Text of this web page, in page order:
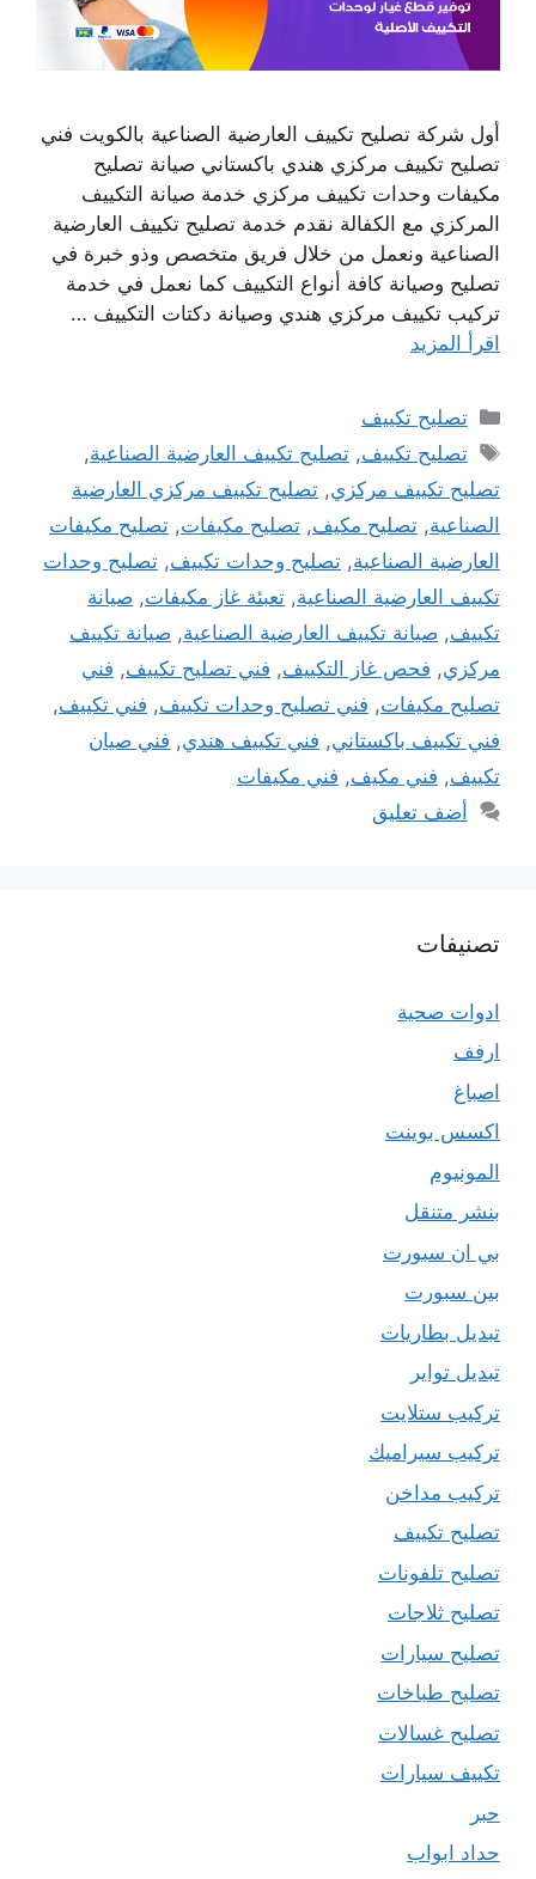
أول شركة تصليح تكييف العارضية الصناعية بالكويت فني
تصليح تكييف مركزي هندي باكستاني صيانة تصليح
مكيفات وحدات تكييف مركزي خدمة صيانة التكييف
المركزي مع الكفالة نقدم خدمة تصليح تكييف العارضية
الصناعية ونعمل من خلال فريق متخصص وذو خبرة في
تصليح وصيانة كافة أنواع التكييف كما نعمل في خدمة
تركيب تكييف مركزي هندي وصيانة دكتات التكييف …
اقرأ المزيد
التصنيفات
تصليح تكييف
الوسوم
تصليح تكييف,تصليح تكييف العارضية الصناعية,
تصليح تكييف مركزي, تصليح تكييف مركزي العارضية
الصناعية, تصليح مكيف, تصليح مكيفات, تصليح مكيفات
العارضية الصناعية, تصليح وحدات تكييف, تصليح وحدات
تكييف العارضية الصناعية, تعبئة غاز مكيفات, صيانة
تكييف, صيانة تكييف العارضية الصناعية, صيانة تكييف
مركزي, فحص غاز التكييف, فني تصليح تكييف, فني
تصليح مكيفات, فني تصليح وحدات تكييف, فني تكييف,
فني تكييف باكستاني, فني تكييف هندي, فني صيان
تكييف, فني مكيف, فني مكيفات
أضف تعليق
تصنيفات
ادوات صحية
ارفف
اصباغ
اكسس بوينت
المونيوم
بنشر متنقل
بي ان سبورت
بين سبورت
تبديل بطاريات
تبديل تواير
تركيب ستلايت
تركيب سيراميك
تركيب مداخن
تصليح تكييف
تصليح تلفونات
تصليح ثلاجات
تصليح سيارات
تصليح طباخات
تصليح غسالات
تكييف سيارات
حبر
حداد ابواب